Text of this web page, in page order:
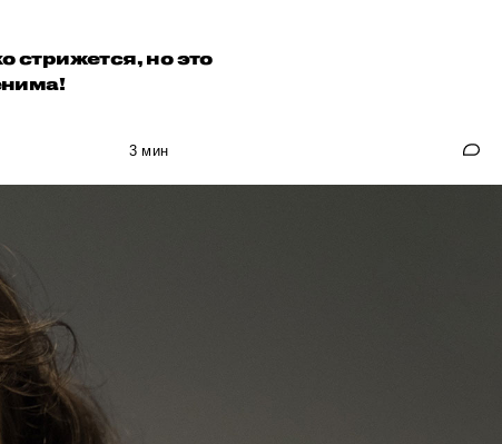
стрижется, но это
3 мин